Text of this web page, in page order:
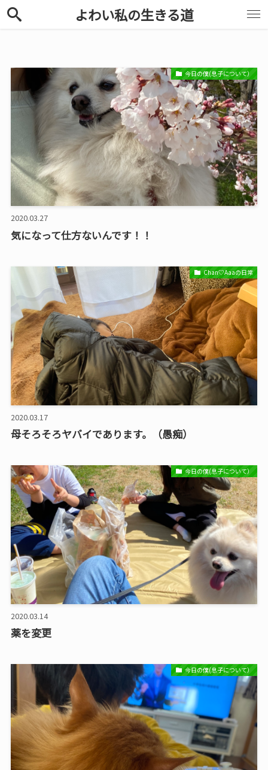
よわい私の生きる道
今日の僕(息子について）
2020.03.27
気になって仕方ないんです！！
Chan♡Aaaの日常
2020.03.17
母そろそろヤバイであります。（愚痴）
今日の僕(息子について）
2020.03.14
薬を変更
今日の僕(息子について）